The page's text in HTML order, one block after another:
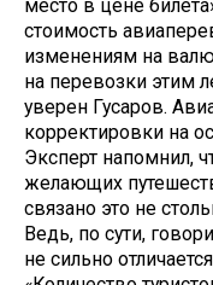
место в цене
стоимость
изменениям на
на перевозки этим
уверен Гусаров.
корректировки на
Эксперт напомнил,
желающих
связано это не
Ведь, по сути,
не сильно